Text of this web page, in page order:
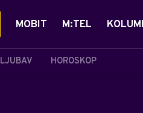
LJUBAV HOROSKOP
MOBIT M:TEL